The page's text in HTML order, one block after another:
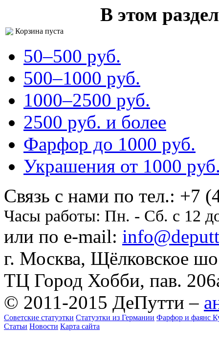
В этом
Корзина пуста
50–500 pуб.
500–1000 pуб.
1000–2500 pуб.
2500 pуб. и более
Фарфор до 1000 pуб.
Украшения от 1000
Cвязь с нами по тел.: +7
Часы работы: Пн. - Сб. с 12
или по e-mail:
г. Москва, Щёлковское
ТЦ Город Хобби, пав.
© 2011-2015 ДеПутти –
Советские статуэтки Статуэтки из Германии Фарфор и фаянс
Статьи Новости Карта сайта